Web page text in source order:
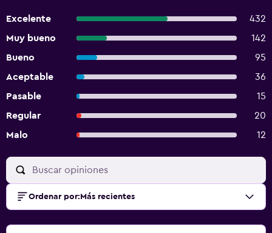
Excelente
432
Muy bueno
142
Bueno
95
Aceptable
36
Pasable
15
Regular
20
Malo
12
Ordenar por: Más recientes